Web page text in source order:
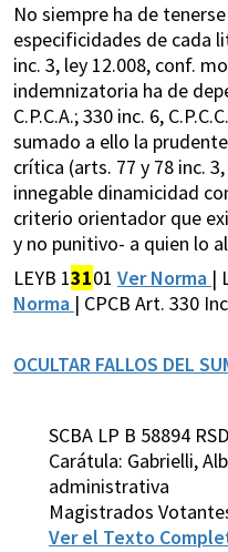
No siempre ha de
especificidades de cada
inc. 3, ley 12.008, conf.
indemnizatoria ha de
C.P.C.A.; 330 inc. 6,
sumado a ello la
crítica (arts. 77 y 78 inc.
innegable dinamicidad
criterio orientador que
y no punitivo- a quien lo
LEYB 13101 Ver Norma |
Norma | CPCB Art. 330
OCULTAR FALLOS DEL
SCBA LP B 58894
Carátula: Gabrielli,
administrativa
Magistrados
Ver el Texto